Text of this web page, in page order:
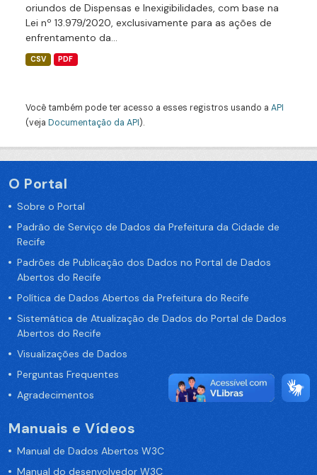
oriundos de Dispensas e Inexigibilidades, com base na
Lei nº 13.979/2020, exclusivamente para as ações de
enfrentamento da...
CSV PDF
Você também pode ter acesso a esses registros usando a API
(veja Documentação da API).
O Portal
Sobre o Portal
Padrão de Serviço de Dados da Prefeitura da Cidade de
Recife
Padrões de Publicação dos Dados no Portal de Dados
Abertos do Recife
Política de Dados Abertos da Prefeitura do Recife
Sistemática de Atualização de Dados do Portal de Dados
Abertos do Recife
Visualizações de Dados
Perguntas Frequentes
Agradecimentos
Manuais e Vídeos
Manual de Dados Abertos W3C
Manual do desenvolvedor W3C